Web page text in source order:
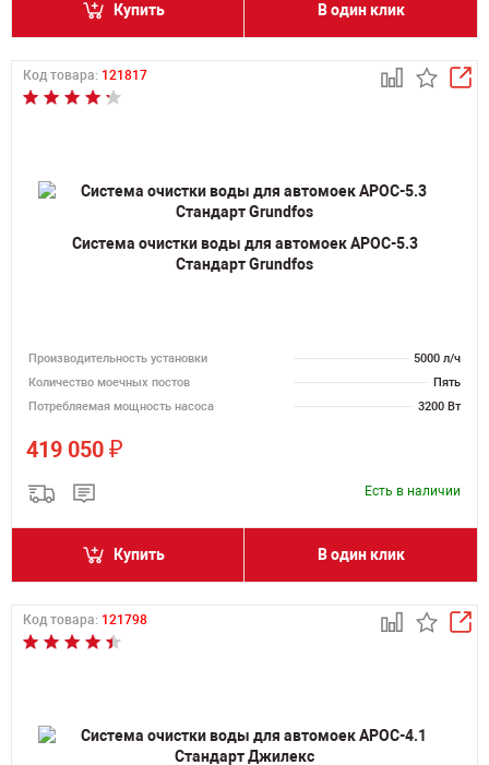
Купить В один клик
Код товара: 121817
Система очистки воды для автомоек АРОС-5.3
Стандарт Grundfos
Производительность установки
5000 л/ч
Количество моечных постов
Пять
Потребляемая мощность насоса
3200 Вт
419 050 ₽
Есть в наличии
Купить В один клик
Код товара: 121798